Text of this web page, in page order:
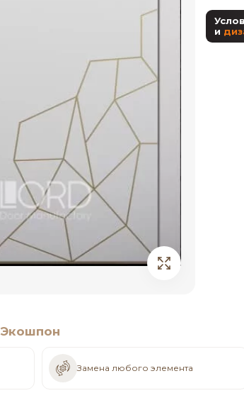
и
Экошпон
Замена любого элемента